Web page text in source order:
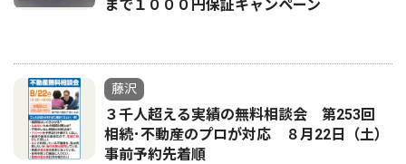
まで１０００円保証キャンペーン
藤沢
３千人超える実績の無料相談会 第253回
相続･不動産のプロが対応 ８月22日（土）
事前予約先着順